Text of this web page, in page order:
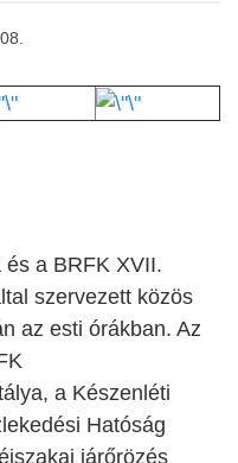
a BRFK XVII.
szervezett közös
az esti órákban. Az
a Készenléti
Hatóság
járőrözés